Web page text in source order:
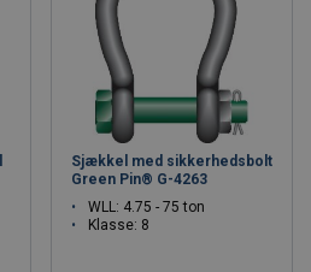
Sjækkel med sikkerhedsbolt
Green Pin® G-4263
WLL: 4.75 - 75 ton
Klasse: 8